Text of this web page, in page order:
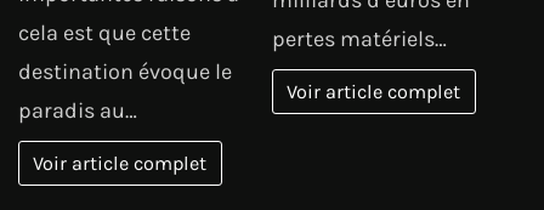
cela est que cette
destination évoque le
paradis au…
Voir article complet
pertes matériels…
Voir article complet